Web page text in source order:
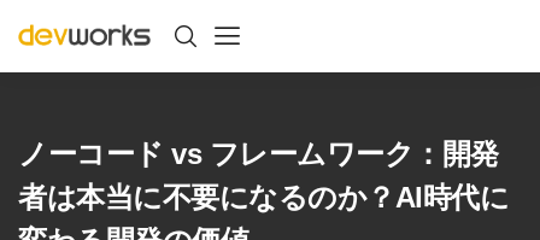
ノーコード vs フレームワーク：開発
者は本当に不要になるのか？AI時代に